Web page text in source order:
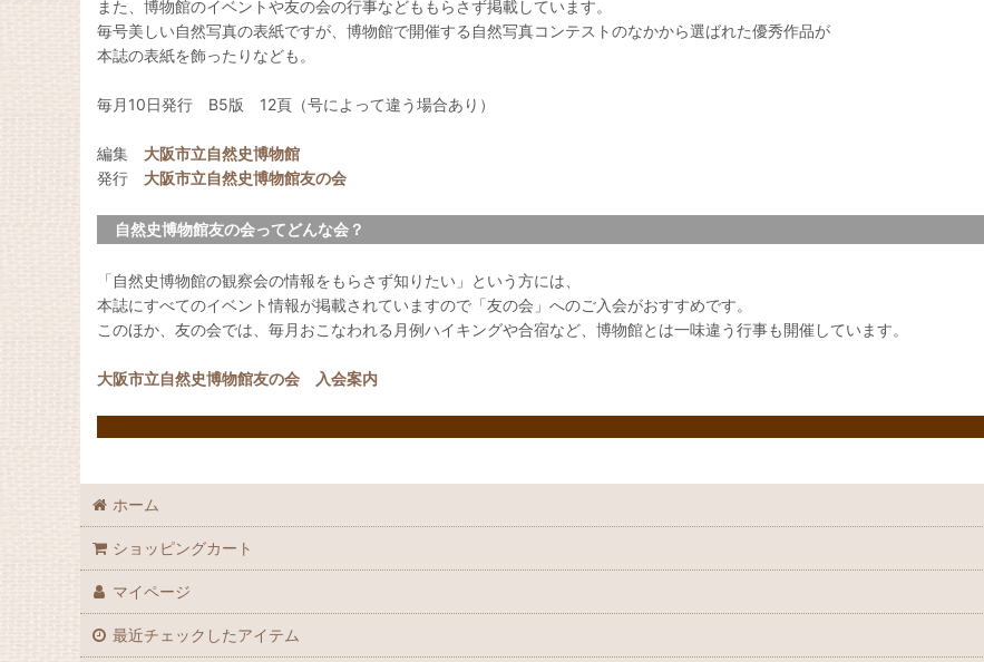
また、博物館のイベントや友の会の行事などももらさず掲載しています。
毎号美しい自然写真の表紙ですが、博物館で開催する自然写真コンテストのなかから選ばれた優秀作品が
本誌の表紙を飾ったりなども。
毎月10日発行 B5版 12頁（号によって違う場合あり）
編集 大阪市立自然史博物館
発行 大阪市立自然史博物館友の会
自然史博物館友の会ってどんな会？
「自然史博物館の観察会の情報をもらさず知りたい」という方には、
本誌にすべてのイベント情報が掲載されていますので「友の会」へのご入会がおすすめです。
このほか、友の会では、毎月おこなわれる月例ハイキングや合宿など、博物館とは一味違う行事も開催しています。
大阪市立自然史博物館友の会 入会案内
ホーム
ショッピングカート
マイページ
最近チェックしたアイテム